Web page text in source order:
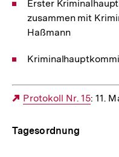
Erster
zusammen mit
Haßmann
Externer
Protokoll Nr. 15: 11.
Tagesordnung